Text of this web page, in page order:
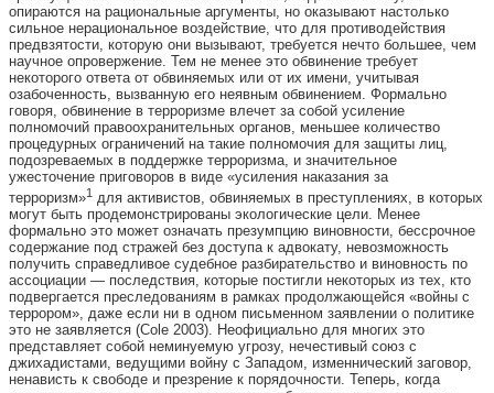
опираются на рациональные аргументы, но оказывают настолько
сильное нерациональное воздействие, что для противодействия
предвзятости, которую они вызывают, требуется нечто большее, чем
научное опровержение. Тем не менее это обвинение требует
некоторого ответа от обвиняемых или от их имени, учитывая
озабоченность, вызванную его неявным обвинением. Формально
говоря, обвинение в терроризме влечет за собой усиление
полномочий правоохранительных органов, меньшее количество
процедурных ограничений на такие полномочия для защиты лиц,
подозреваемых в поддержке терроризма, и значительное
ужесточение приговоров в виде «усиления наказания за
терроризм»1 для активистов, обвиняемых в преступлениях, в которых
могут быть продемонстрированы экологические цели. Менее
формально это может означать презумпцию виновности, бессрочное
содержание под стражей без доступа к адвокату, невозможность
получить справедливое судебное разбирательство и виновность по
ассоциации — последствия, которые постигли некоторых из тех, кто
подвергается преследованиям в рамках продолжающейся «войны с
террором», даже если ни в одном письменном заявлении о политике
это не заявляется (Cole 2003). Неофициально для многих это
представляет собой неминуемую угрозу, нечестивый союз с
джихадистами, ведущими войну с Западом, изменнический заговор,
ненависть к свободе и презрение к порядочности. Теперь, когда